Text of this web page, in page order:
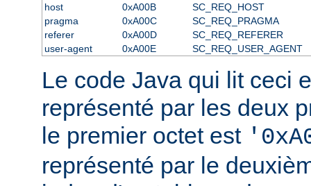
host
0xA00B
SC_REQ_HOST
pragma
0xA00C
SC_REQ_PRAGMA
referer
0xA00D
SC_REQ_REFERER
user-agent
0xA00E SC_REQ_USER_AGENT
Le code Java qui lit ceci
représenté par les deux
le premier octet est
représenté par le